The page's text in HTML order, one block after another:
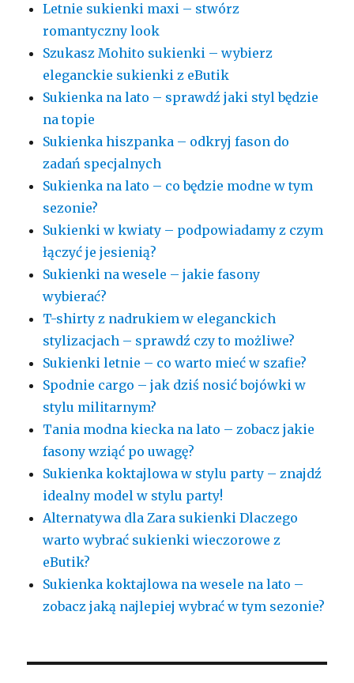
Letnie sukienki maxi – stwórz
romantyczny look
Szukasz Mohito sukienki – wybierz
eleganckie sukienki z eButik
Sukienka na lato – sprawdź jaki styl będzie
na topie
Sukienka hiszpanka – odkryj fason do
zadań specjalnych
Sukienka na lato – co będzie modne w tym
sezonie?
Sukienki w kwiaty – podpowiadamy z czym
łączyć je jesienią?
Sukienki na wesele – jakie fasony
wybierać?
T-shirty z nadrukiem w eleganckich
stylizacjach – sprawdź czy to możliwe?
Sukienki letnie – co warto mieć w szafie?
Spodnie cargo – jak dziś nosić bojówki w
stylu militarnym?
Tania modna kiecka na lato – zobacz jakie
fasony wziąć po uwagę?
Sukienka koktajlowa w stylu party – znajdź
idealny model w stylu party!
Alternatywa dla Zara sukienki Dlaczego
warto wybrać sukienki wieczorowe z
eButik?
Sukienka koktajlowa na wesele na lato –
zobacz jaką najlepiej wybrać w tym sezonie?